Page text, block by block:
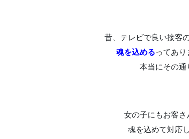
昔、テレビで良い接客
魂を込めるってあり
本当にその通
女の子にもお客さ
魂を込めて対応